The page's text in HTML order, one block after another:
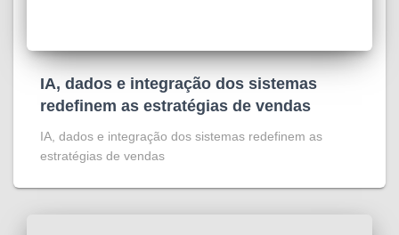
IA, dados e integração dos sistemas
redefinem as estratégias de vendas
IA, dados e integração dos sistemas redefinem as
estratégias de vendas